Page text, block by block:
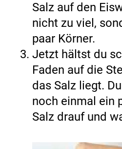
Salz auf den
nicht zu viel,
paar Körner.
Jetzt hältst du
Faden auf die
das Salz liegt.
noch einmal ein
Salz drauf und